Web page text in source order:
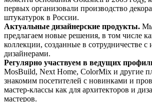
первых организовали производство
штукатурок в России.
Актуальные дизайнерские продукты.
предлагаем новые решения, в том числе
коллекции, созданные в сотрудничестве с
дизайнерами.
Регулярно участвуем в ведущих
MosBuild, Next Home, ColorMix и другие
знакомим посетителей с новинками и
мастер-классы как для архитекторов и
мастеров.